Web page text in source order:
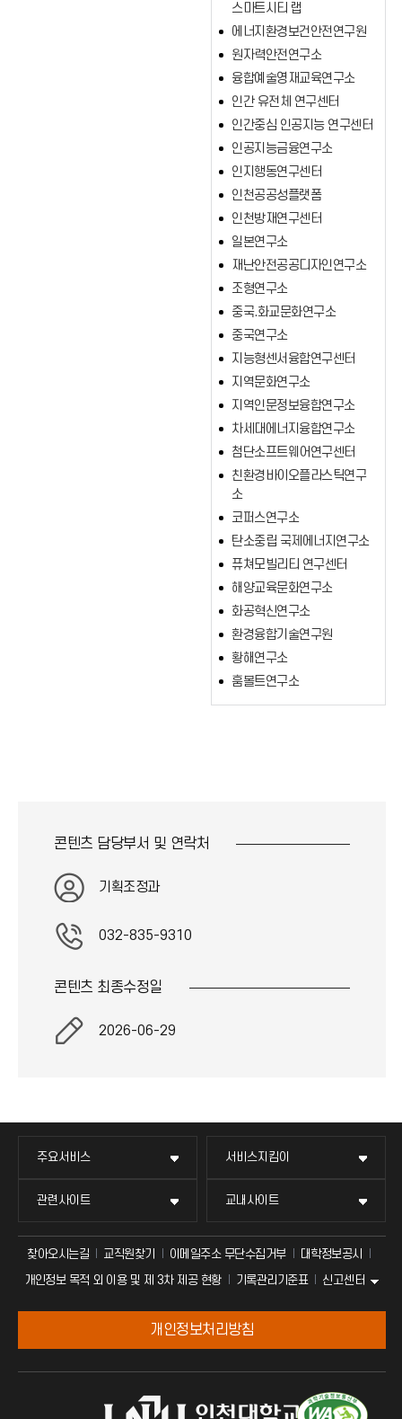
스마트시티 랩
에너지환경보건안전연구원
원자력안전연구소
융합예술영재교육연구소
인간 유전체 연구센터
인간중심 인공지능 연구센터
인공지능금융연구소
인지행동연구센터
인천공공성플랫폼
인천방재연구센터
일본연구소
재난안전공공디자인연구소
조형연구소
중국.화교문화연구소
중국연구소
지능형센서융합연구센터
지역문화연구소
지역인문정보융합연구소
차세대에너지융합연구소
첨단소프트웨어연구센터
친환경바이오플라스틱연구
소
코퍼스연구소
탄소중립 국제에너지연구소
퓨쳐모빌리티 연구센터
해양교육문화연구소
화공혁신연구소
환경융합기술연구원
황해연구소
훔볼트연구소
콘텐츠 담당부서 및 연락처
기획조정과
032-835-9310
콘텐츠 최종수정일
2026-06-29
주요서비스 서비스지킴이
관련사이트 교내사이트
찾아오시는길 교직원찾기 이메일주소 무단수집거부
대학정보공시
개인정보 목적 외 이용 및 제 3차 제공 현황
기록관리기준표 신고센터
개인정보처리방침